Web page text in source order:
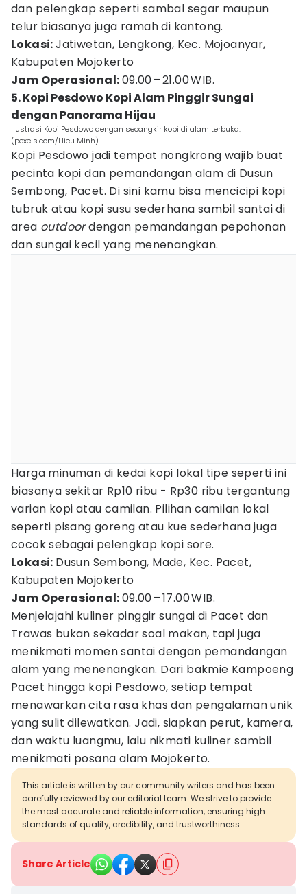
dan pelengkap seperti sambal segar maupun
telur biasanya juga ramah di kantong.
Lokasi:Jatiwetan, Lengkong, Kec. Mojoanyar,
Kabupaten Mojokerto
Jam Operasional:09.00 – 21.00 WIB.
5. Kopi Pesdowo Kopi Alam Pinggir Sungai
dengan Panorama Hijau
Ilustrasi Kopi Pesdowo dengan secangkir kopi di alam terbuka.
(pexels.com/Hieu Minh)
Kopi Pesdowo jadi tempat nongkrong wajib buat
pecinta kopi dan pemandangan alam di Dusun
Sembong, Pacet. Di sini kamu bisa mencicipi kopi
tubruk atau kopi susu sederhana sambil santai di
area outdoordengan pemandangan pepohonan
dan sungai kecil yang menenangkan.
Harga minuman di kedai kopi lokal tipe seperti ini
biasanya sekitar Rp10 ribu - Rp30 ribu tergantung
varian kopi atau camilan. Pilihan camilan lokal
seperti pisang goreng atau kue sederhana juga
cocok sebagai pelengkap kopi sore.
Lokasi: Dusun Sembong, Made, Kec. Pacet,
Kabupaten Mojokerto
Jam Operasional:09.00 – 17.00 WIB.
Menjelajahi kuliner pinggir sungai di Pacet dan
Trawas bukan sekadar soal makan, tapi juga
menikmati momen santai dengan pemandangan
alam yang menenangkan. Dari bakmie Kampoeng
Pacet hingga kopi Pesdowo, setiap tempat
menawarkan cita rasa khas dan pengalaman unik
yang sulit dilewatkan. Jadi, siapkan perut, kamera,
dan waktu luangmu, lalu nikmati kuliner sambil
menikmati posana alam Mojokerto.
This article is written by our community writers and has been
carefully reviewed by our editorial team. We strive to provide
the most accurate and reliable information, ensuring high
standards of quality, credibility, and trustworthiness.
Share Article